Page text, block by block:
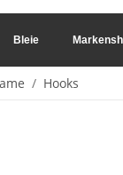
Bleie
Hooks